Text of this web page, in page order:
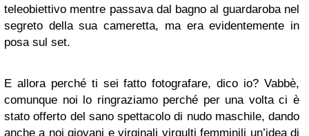
teleobiettivo mentre passava dal bagno al guardaroba nel
segreto della sua cameretta, ma era evidentemente in
posa sul set.
E allora perché ti sei fatto fotografare, dico io? Vabbè,
comunque noi lo ringraziamo perché per una volta ci è
stato offerto del sano spettacolo di nudo maschile, dando
anche a noi giovani e virginali virgulti femminili un’idea di